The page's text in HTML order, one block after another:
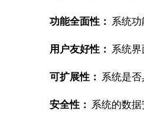
功能全面性： 系统
用户友好性： 系统界
可扩展性： 系统是
安全性： 系统的数